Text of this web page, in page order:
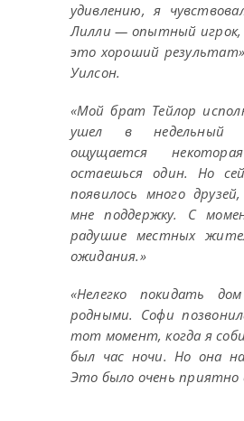
удивлению, я
Лилли — опытный
это хороший
Уилсон.
«Мой брат Тейлор
ушел в недельный
ощущается
остаешься один. Но
появилось много
мне поддержку. С
радушие местных
ожидания.»
«Нелегко покидать
родными. Софи
тот момент, когда я
был час ночи. Но она
Это было очень приятно